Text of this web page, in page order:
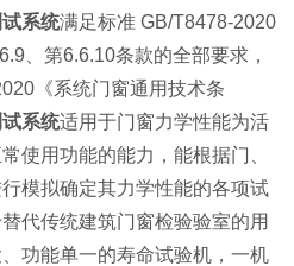
系统满足标准 GB/T8478-2020
、第6.6.10条款的全部要求，
《系统门窗通用技术条
系统适用于门窗力学性能为活
使用功能的能力，能根据门、
模拟确定其力学性能的各项试
代传统建筑门窗检验验室的用
功能单一的寿命试验机，一机